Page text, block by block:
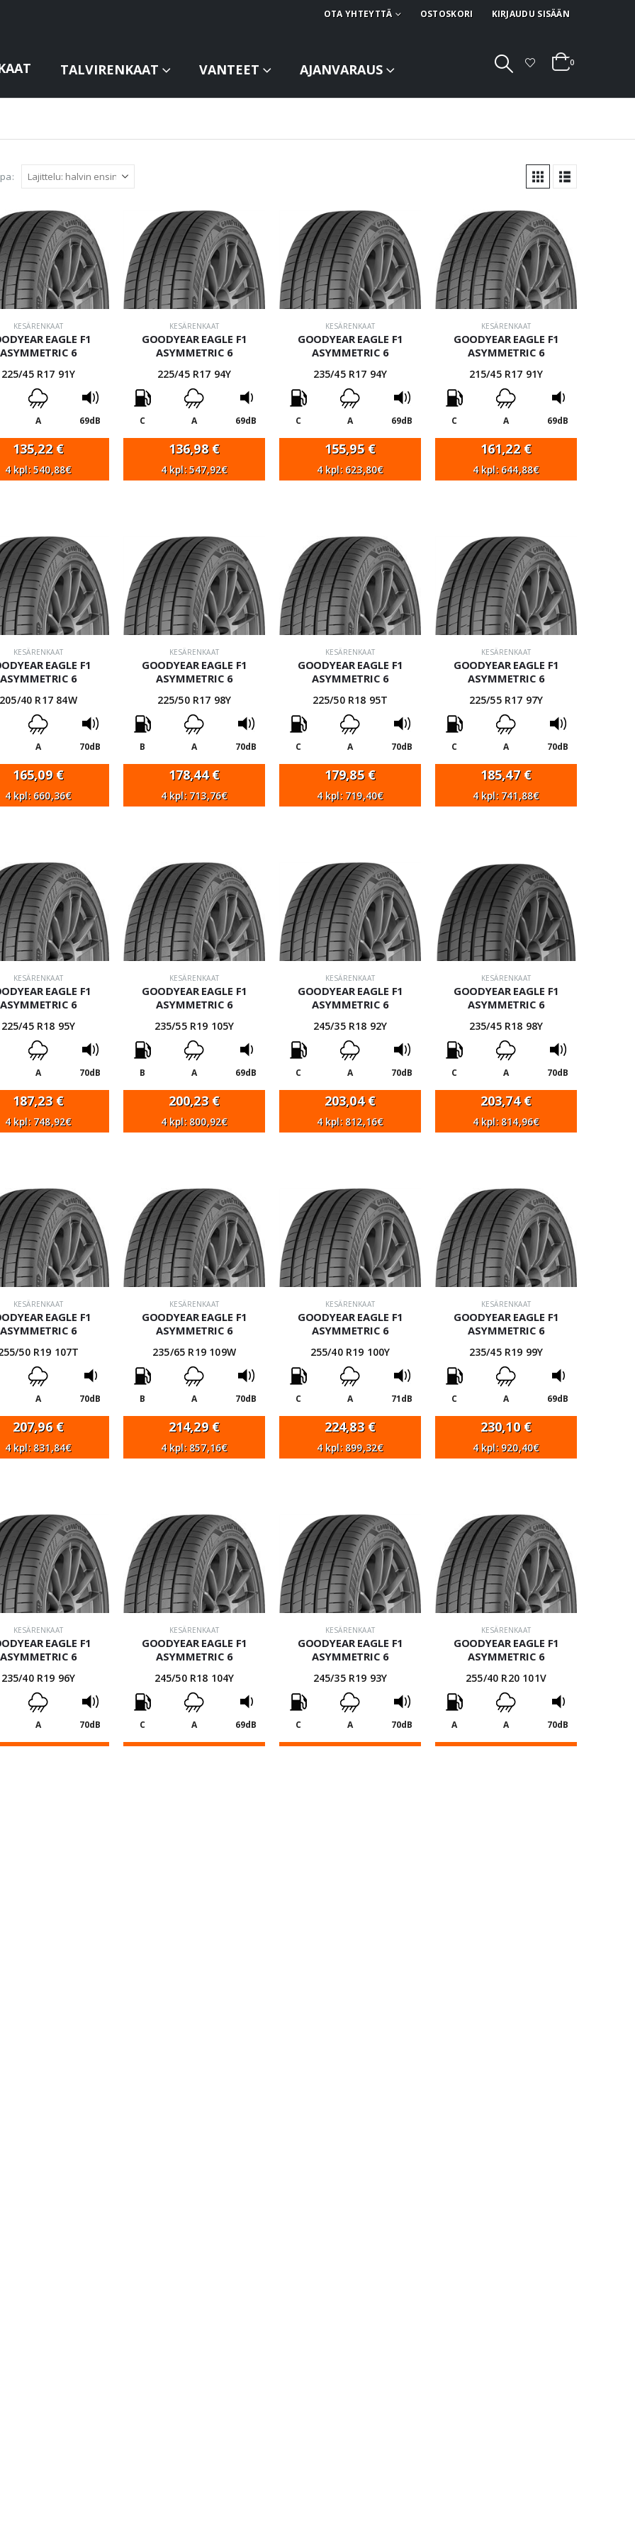
OTA YHTEYTTÄ OSTOSKORI KIRJAUDU SISÄÄN
TALVIRENKAAT VANTEET AJANVARAUS 0
KESÄRENKAAT
EAGLE F1
ASYMMETRIC 6
225/45 R17 91Y
A 69dB
135,22 €
4 kpl: 540,88€
KESÄRENKAAT
GOODYEAR EAGLE F1
ASYMMETRIC 6
225/45 R17 94Y
C A 69dB
136,98 €
4 kpl: 547,92€
KESÄRENKAAT
GOODYEAR EAGLE F1
ASYMMETRIC 6
235/45 R17 94Y
C A 69dB
155,95 €
4 kpl: 623,80€
KESÄRENKAAT
GOODYEAR EAGLE F1
ASYMMETRIC 6
215/45 R17 91Y
C A 69dB
161,22 €
4 kpl: 644,88€
KESÄRENKAAT
EAGLE F1
ASYMMETRIC 6
205/40 R17 84W
A 70dB
165,09 €
4 kpl: 660,36€
KESÄRENKAAT
GOODYEAR EAGLE F1
ASYMMETRIC 6
225/50 R17 98Y
B A 70dB
178,44€
4 kpl: 713,76€
KESÄRENKAAT
GOODYEAR EAGLE F1
ASYMMETRIC 6
225/50 R18 95T
C A 70dB
179,85 €
4 kpl: 719,40€
KESÄRENKAAT
GOODYEAR EAGLE F1
ASYMMETRIC 6
225/55 R17 97Y
C A 70dB
185,47 €
4 kpl: 741,88€
KESÄRENKAAT
EAGLE F1
ASYMMETRIC 6
225/45 R18 95Y
A 70dB
187,23 €
4 kpl: 748,92€
KESÄRENKAAT
GOODYEAR EAGLE F1
ASYMMETRIC 6
235/55 R19 105Y
B A 69dB
200,23 €
4 kpl: 800,92€
KESÄRENKAAT
GOODYEAR EAGLE F1
ASYMMETRIC 6
245/35 R18 92Y
C A 70dB
203,04€
4 kpl: 812,16€
KESÄRENKAAT
GOODYEAR EAGLE F1
ASYMMETRIC 6
235/45 R18 98Y
C A 70dB
203,74€
4 kpl: 814,96€
KESÄRENKAAT
EAGLE F1
ASYMMETRIC 6
50 R19 107T
A 70dB
207,96 €
4 kpl: 831,84€
KESÄRENKAAT
GOODYEAR EAGLE F1
ASYMMETRIC 6
235/65 R19 109W
B A 70dB
214,29 €
4 kpl: 857,16€
KESÄRENKAAT
GOODYEAR EAGLE F1
ASYMMETRIC 6
255/40 R19 100Y
C A 71dB
224,83 €
4 kpl: 899,32€
KESÄRENKAAT
GOODYEAR EAGLE F1
ASYMMETRIC 6
235/45 R19 99Y
C A 69dB
230,10 €
4 kpl: 920,40€
KESÄRENKAAT
EAGLE F1
ASYMMETRIC 6
235/40 R19 96Y
A 70dB
KESÄRENKAAT
GOODYEAR EAGLE F1
ASYMMETRIC 6
245/50 R18 104Y
C A 69dB
KESÄRENKAAT
GOODYEAR EAGLE F1
ASYMMETRIC 6
245/35 R19 93Y
C A 70dB
KESÄRENKAAT
GOODYEAR EAGLE F1
ASYMMETRIC 6
255/40 R20 101V
A A 70dB